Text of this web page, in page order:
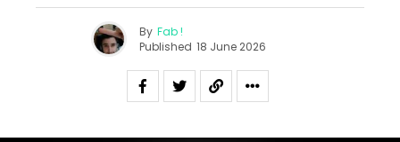
By Fab !
Published 18 June 2026